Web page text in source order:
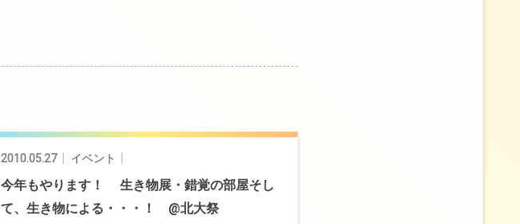
2010.05.27 イベント
今年もやります！ 生き物展 ・錯覚の部屋そし
て、生き物による ・・・！ @北大祭